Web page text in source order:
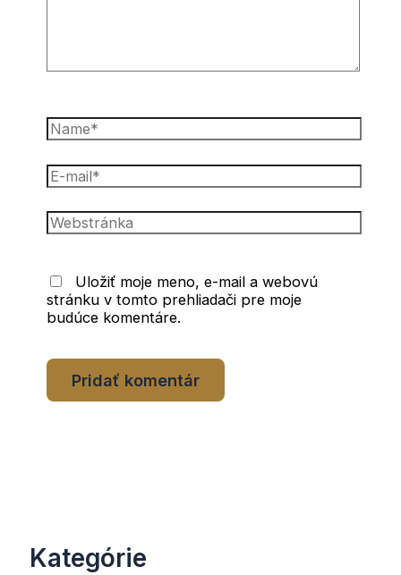
Name*
E-
mail*
Webstránka
Uložiť moje meno, e-mail a webovú
stránku v tomto prehliadači pre moje
budúce komentáre.
Kategórie